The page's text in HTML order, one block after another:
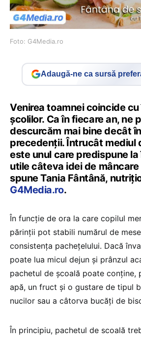
Foto: G4Media.ro
Adaugă-ne ca sursă
Venirea toamnei coincide
școlilor. Ca în fiecare an, ne
descurcăm mai bine decât
precedenții. Întrucât mediul
este unul care predispune
utile câteva idei de
spune Tania Fântână,
G4Media.ro.
În funcție de ora la care copilul
părinții pot stabili numărul de
consistența pachețelului. Dacă
poate lua micul dejun și prânzul
pachetul de școală poate conține,
apă, un fruct și o gustare de tipul
nucilor sau a câtorva bucăți de
În principiu, pachetul de scoală